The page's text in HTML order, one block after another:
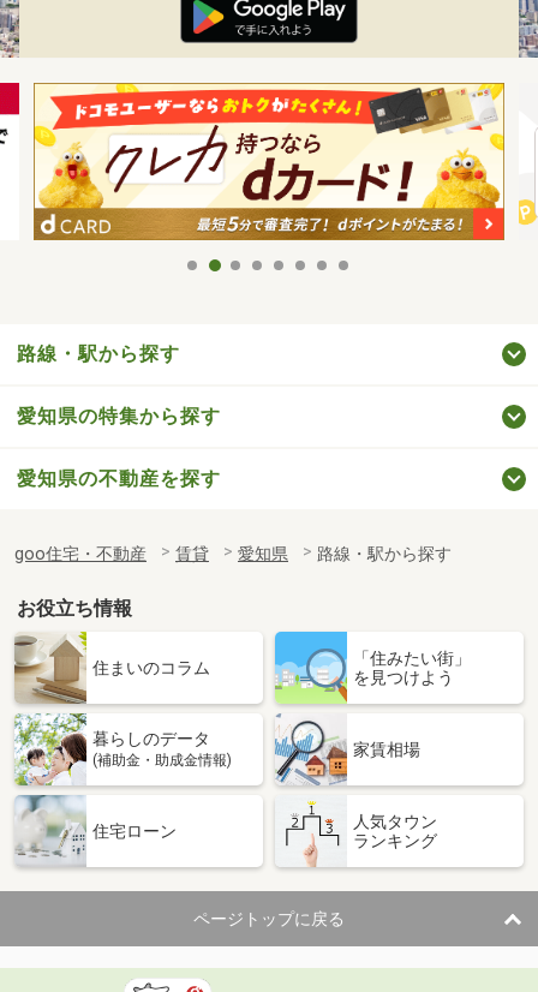
路線・駅から探す
愛知県の特集から探す
愛知県の不動産を探す
goo住宅・不動産 賃貸 愛知県 路線・駅から探す
お役立ち情報
住まいのコラム
「住みたい街」
を見つけよう
暮らしのデータ
(補助金・助成金情報)
家賃相場
住宅ローン
人気タウン
ランキング
ページトップに戻る